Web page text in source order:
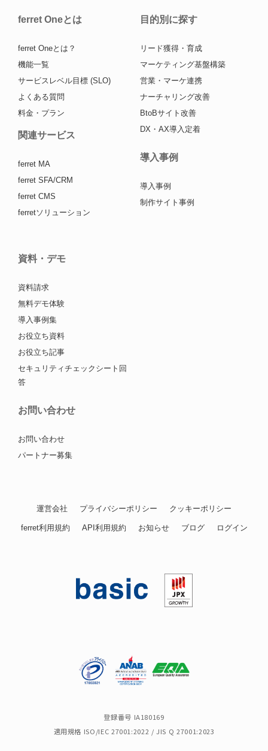
ferret Oneとは
ferret Oneとは？
機能一覧
サービスレベル目標 (SLO)
よくある質問
料金・プラン
関連サービス
ferret MA
ferret SFA/CRM
ferret CMS
ferretソリューション
目的別に探す
リード獲得・育成
マーケティング基盤構築
営業・マーケ連携
ナーチャリング改善
BtoBサイト改善
DX・AX導入定着
導入事例
導入事例
制作サイト事例
資料・デモ
資料請求
無料デモ体験
導入事例集
お役立ち資料
お役立ち記事
セキュリティチェックシート回
答
お問い合わせ
お問い合わせ
パートナー募集
運営会社 プライバシーポリシー クッキーポリシー
ferret利用規約 API利用規約 お知らせ ブログ ログイン
登録番号 IA180169
適用規格 ISO/IEC 27001:2022 / JIS Q 27001:2023